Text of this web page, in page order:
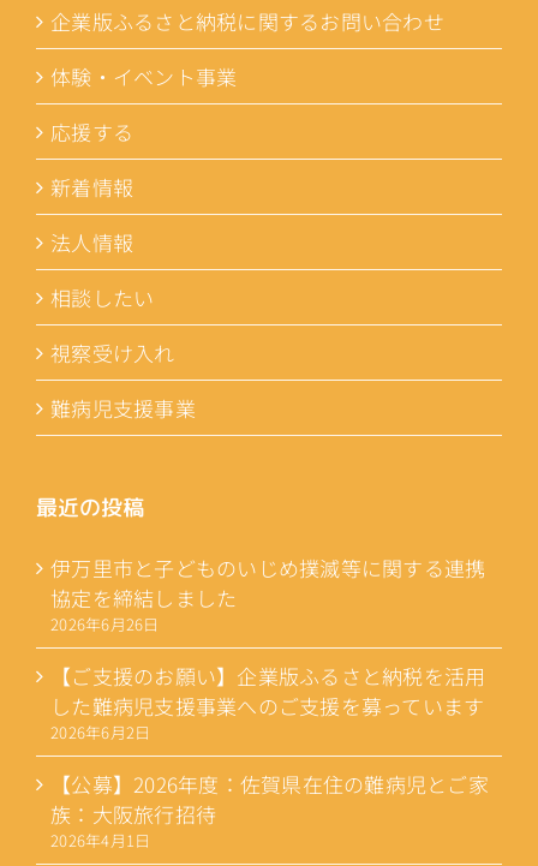
企業版ふるさと納税に関するお問い合わせ
体験・イベント事業
応援する
新着情報
法人情報
相談したい
視察受け入れ
難病児支援事業
最近の投稿
伊万里市と子どものいじめ撲滅等に関する連携
協定を締結しました
2026年6月26日
【ご支援のお願い】企業版ふるさと納税を活用
した難病児支援事業へのご支援を募っています
2026年6月2日
【公募】2026年度：佐賀県在住の難病児とご家
族：大阪旅行招待
2026年4月1日